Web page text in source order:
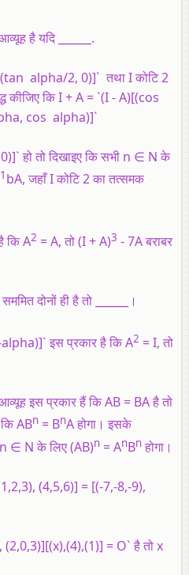
है यदि ______.
alpha/2, 0)]` तथा I कोटि 2
कीजिए कि I + A = `(I - A)[(cos
cos alpha)]`
हो तो दिखाइए कि सभी n ∈ N के
bA, जहाँ I कोटि 2 का तत्समक
कि A2 = A, तो (I + A)3 - 7A बराबर
दोनों ही है तो ______।
इस प्रकार है कि A2 = I, तो
इस प्रकार हैं कि AB = BA है तो
कि ABn = BnA होगा। इसके
n ∈ N के लिए (AB)n = AnBnहोगा।
(4,5,6)] = [(-7,-8,-9),
= O` है तो x